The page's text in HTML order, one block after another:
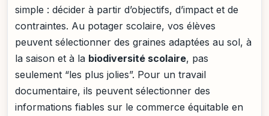
simple : décider à partir d’objectifs, d’impact et de
contraintes. Au potager scolaire, vos élèves
peuvent sélectionner des graines adaptées au sol, à
la saison et à la biodiversité scolaire, pas
seulement “les plus jolies”. Pour un travail
documentaire, ils peuvent sélectionner des
informations fiables sur le commerce équitable en